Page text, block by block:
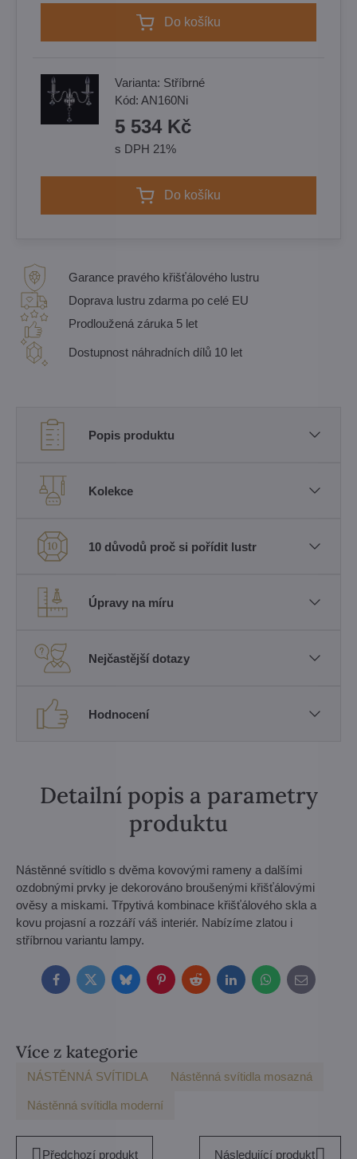
Do košíku
Varianta: Stříbrné
Kód: AN160Ni
5 534 Kč
s DPH 21%
Do košíku
Garance pravého křišťálového lustru
Doprava lustru zdarma po celé EU
Prodloužená záruka 5 let
Dostupnost náhradních dílů 10 let
Popis produktu
Kolekce
10 důvodů proč si pořídit lustr
Úpravy na míru
Nejčastější dotazy
Hodnocení
Detailní popis a parametry
produktu
Nástěnné svítidlo s dvěma kovovými rameny a dalšími
ozdobnými prvky je dekorováno broušenými křišťálovými
ověsy a miskami. Třpytivá kombinace křišťálového skla a
kovu projasní a rozzáří váš interiér. Nabízíme zlatou i
stříbrnou variantu lampy.
FacebookTwitterBlueskyPinterestRedditLinkedInWhatsApp
E-
mail
Více z kategorie
NÁSTĚNNÁ SVÍTIDLA Nástěnná svítidla mosazná
Nástěnná svítidla moderní
Předchozí produkt Následující produkt